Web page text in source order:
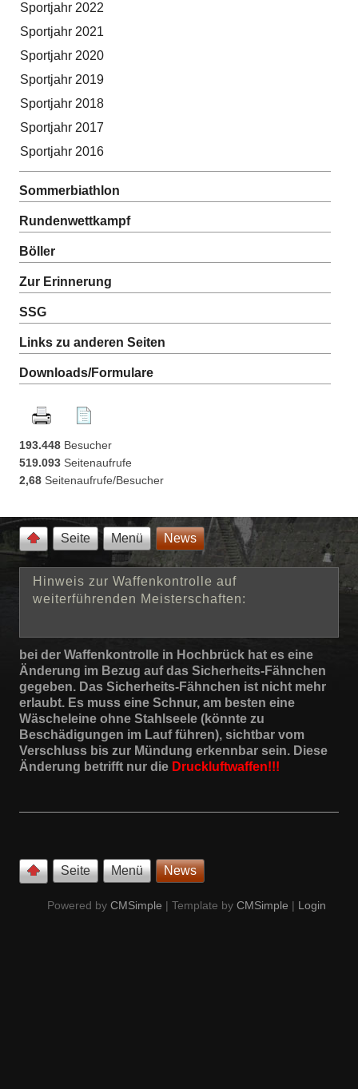
Sportjahr 2022
Sportjahr 2021
Sportjahr 2020
Sportjahr 2019
Sportjahr 2018
Sportjahr 2017
Sportjahr 2016
Sommerbiathlon
Rundenwettkampf
Böller
Zur Erinnerung
SSG
Links zu anderen Seiten
Downloads/Formulare
193.448 Besucher
519.093 Seitenaufrufe
2,68 Seitenaufrufe/Besucher
Seite Menü News
Hinweis zur Waffenkontrolle auf
weiterführenden Meisterschaften:
bei der Waffenkontrolle in Hochbrück hat es eine
Änderung im Bezug auf das Sicherheits-Fähnchen
gegeben. Das Sicherheits-Fähnchen ist nicht mehr
erlaubt. Es muss eine Schnur, am besten eine
Wäscheleine ohne Stahlseele (könnte zu
Beschädigungen im Lauf führen), sichtbar vom
Verschluss bis zur Mündung erkennbar sein. Diese
Änderung betrifft nur die Druckluftwaffen!!!
Seite Menü News
Powered by CMSimple | Template by CMSimple | Login